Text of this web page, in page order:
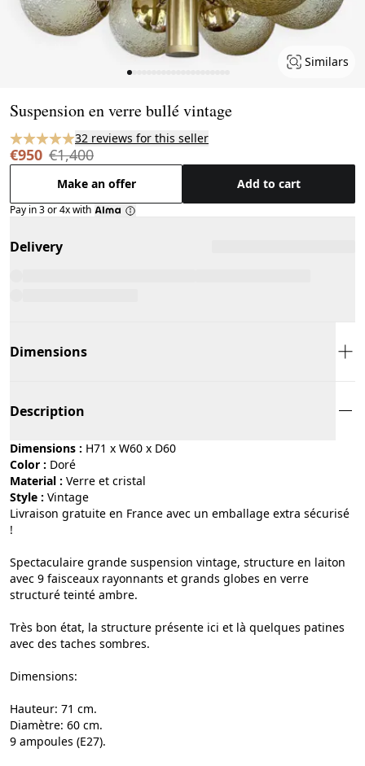
Similars
Suspension en verre bullé vintage
32 reviews for this seller
€950 €1,400
Make an offer Add to cart
Pay in 3 or 4x with
Delivery
Dimensions
Description
Dimensions : H71 x W60 x D60
Color :
doré
Material :
verre et cristal
Style :
vintage
Livraison gratuite en France avec un emballage extra sécurisé
!
Spectaculaire grande suspension vintage, structure en laiton
avec 9 faisceaux rayonnants et grands globes en verre
structuré teinté ambre.
Très bon état, la structure présente ici et là quelques patines
avec des taches sombres.
Dimensions:
Hauteur: 71 cm.
Diamètre: 60 cm.
9 ampoules (E27).